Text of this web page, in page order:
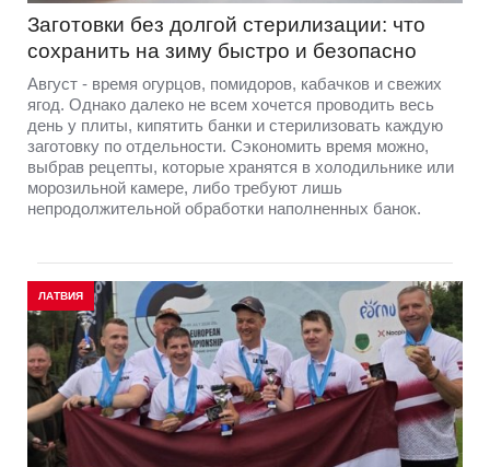
Заготовки без долгой стерилизации: что
сохранить на зиму быстро и безопасно
Август - время огурцов, помидоров, кабачков и свежих
ягод. Однако далеко не всем хочется проводить весь
день у плиты, кипятить банки и стерилизовать каждую
заготовку по отдельности. Сэкономить время можно,
выбрав рецепты, которые хранятся в холодильнике или
морозильной камере, либо требуют лишь
непродолжительной обработки наполненных банок.
ЛАТВИЯ